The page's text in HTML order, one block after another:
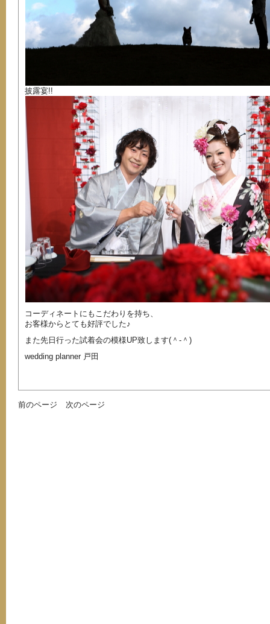
披露宴!!
コーディネートにもこだわりを持ち、
お客様からとても好評でした♪
また先日行った試着会の模様UP致します(＾-＾)
wedding planner 戸田
前のページ 次のページ